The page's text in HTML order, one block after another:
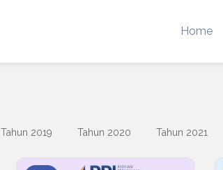
Home
Tahun 2019 Tahun 2020 Tahun 2021